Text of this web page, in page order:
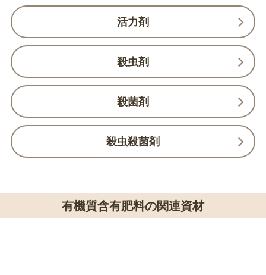
活力剤
殺虫剤
殺菌剤
殺虫殺菌剤
有機質含有肥料の関連資材